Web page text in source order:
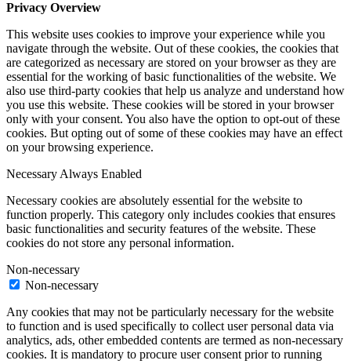
Privacy Overview
This website uses cookies to improve your experience while you
navigate through the website. Out of these cookies, the cookies that
are categorized as necessary are stored on your browser as they are
essential for the working of basic functionalities of the website. We
also use third-party cookies that help us analyze and understand how
you use this website. These cookies will be stored in your browser
only with your consent. You also have the option to opt-out of these
cookies. But opting out of some of these cookies may have an effect
on your browsing experience.
NecessaryAlways Enabled
Necessary cookies are absolutely essential for the website to
function properly. This category only includes cookies that ensures
basic functionalities and security features of the website. These
cookies do not store any personal information.
Non-necessary
Non-necessary
Any cookies that may not be particularly necessary for the website
to function and is used specifically to collect user personal data via
analytics, ads, other embedded contents are termed as non-necessary
cookies. It is mandatory to procure user consent prior to running